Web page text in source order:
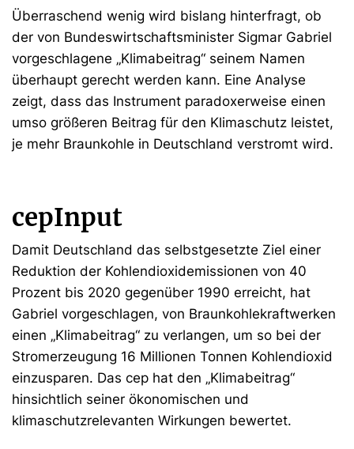
Überraschend wenig wird bislang hinterfragt, ob
der von Bundeswirtschaftsminister Sigmar Gabriel
vorgeschlagene „Klimabeitrag“ seinem Namen
überhaupt gerecht werden kann. Eine Analyse
zeigt, dass das Instrument paradoxerweise einen
umso größeren Beitrag für den Klimaschutz leistet,
je mehr Braunkohle in Deutschland verstromt wird.
cepInput
Damit Deutschland das selbstgesetzte Ziel einer
Reduktion der Kohlendioxidemissionen von 40
Prozent bis 2020 gegenüber 1990 erreicht, hat
Gabriel vorgeschlagen, von Braunkohlekraftwerken
einen „Klimabeitrag“ zu verlangen, um so bei der
Stromerzeugung 16 Millionen Tonnen Kohlendioxid
einzusparen. Das cep hat den „Klimabeitrag“
hinsichtlich seiner ökonomischen und
klimaschutzrelevanten Wirkungen bewertet.